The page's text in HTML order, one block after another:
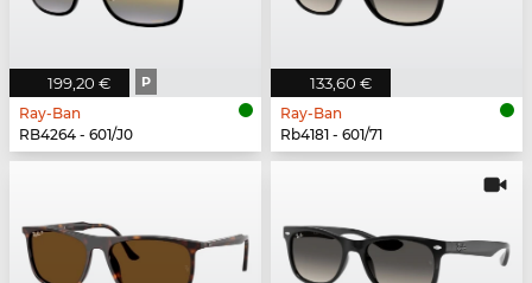
199,20 € P
Ray-Ban
RB4264 - 601/J0
133,60 €
Ray-Ban
Rb4181 - 601/71